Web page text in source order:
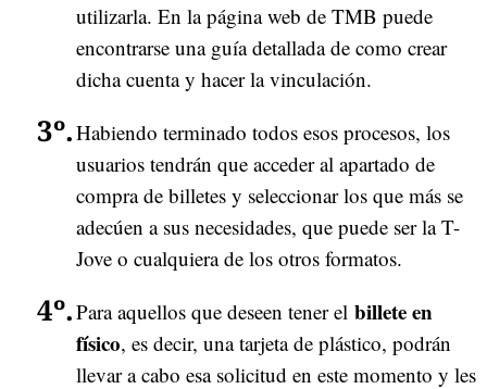
utilizarla. En la página web de TMB puede
encontrarse una guía detallada de como crear
dicha cuenta y hacer la vinculación.
Habiendo terminado todos esos procesos, los
usuarios tendrán que acceder al apartado de
compra de billetes y seleccionar los que más se
adecúen a sus necesidades, que puede ser la T-
Jove o cualquiera de los otros formatos.
Para aquellos que deseen tener el billete en
físico, es decir, una tarjeta de plástico, podrán
llevar a cabo esa solicitud en este momento y les